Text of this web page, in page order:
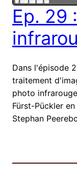
Ep. 29
Dans l'épisode
traitement
photo
Fürst-Pückler
Stephan